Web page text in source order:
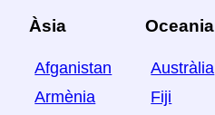
Àsia
Afganistan
Armènia
Oceania
Austràlia
Fiji